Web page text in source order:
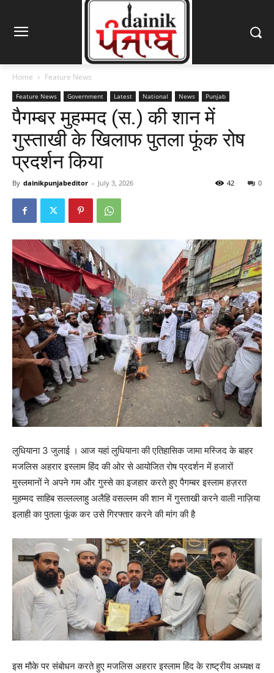
Home Feature News
Feature News Government Latest National News Punjab
पैगम्बर मुहम्मद (स.) की शान में
गुस्ताखी के खिलाफ पुतला फूंक रोष
प्रदर्शन किया
By dainikpunjabeditor - July 3, 2026 0
42
लुधियाना 3 जुलाई । आज यहां लुधियाना की एतिहासिक जामा मस्जिद के बाहर
मजलिस अहरार इस्लाम हिंद की ओर से आयोजित रोष प्रदर्शन में हजारों
मुस्लमानों ने अपने गम और गुस्से का इजहार करते हुए पैगम्बर इस्लाम हज़रत
मुहम्मद साहिब सल्लल्लाहु अलैहि वसल्लम की शान में गुस्ताखी करने वाली नाज़िया
इलाही का पुतला फूंक कर उसे गिरफ्तार करने की मांग की है
इस मौके पर संबोधन करते हुए मजलिस अहरार इस्लाम हिंद के राष्ट्रीय अध्यक्ष व